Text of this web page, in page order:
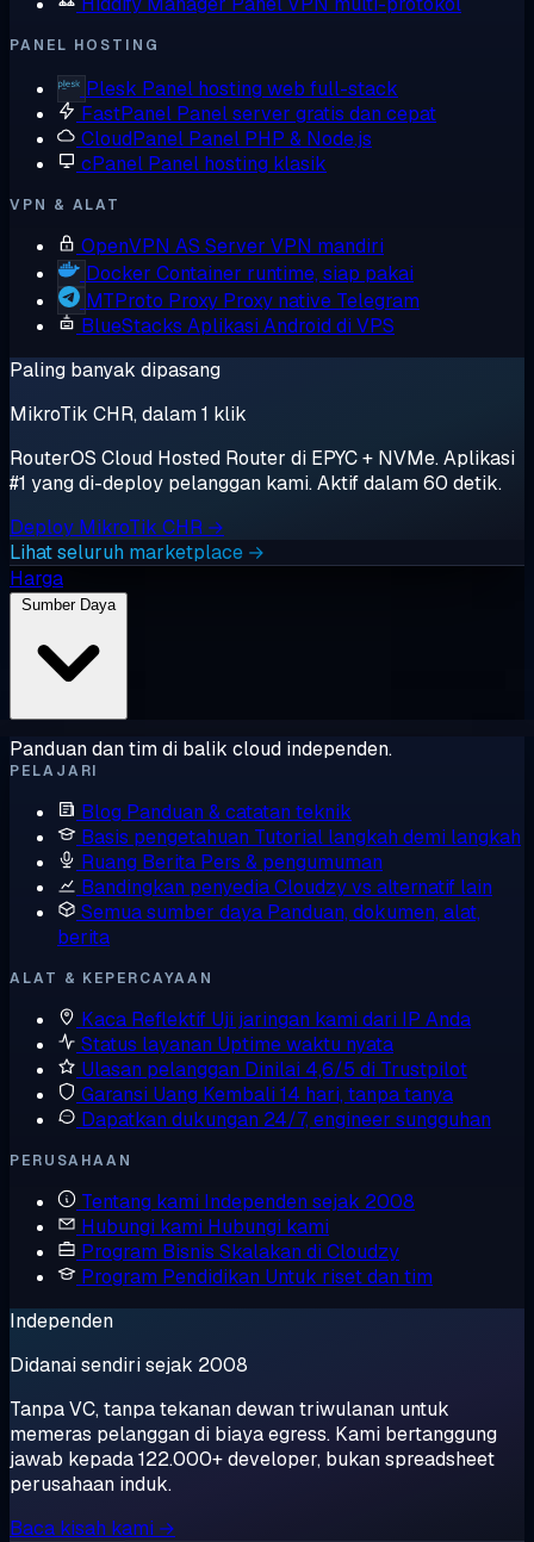
PANEL HOSTING
Plesk Panel hosting web full-stack
FastPanel Panel server gratis dan cepat
CloudPanel Panel PHP & Node.js
cPanel Panel hosting klasik
VPN & ALAT
OpenVPN AS Server VPN mandiri
Docker Container runtime, siap pakai
MTProto Proxy Proxy native Telegram
BlueStacks Aplikasi Android di VPS
Paling banyak dipasang
MikroTik CHR, dalam 1 klik
RouterOS Cloud Hosted Router di EPYC + NVMe. Aplikasi
#1 yang di-deploy pelanggan kami. Aktif dalam 60 detik.
Deploy MikroTik CHR →
Lihat seluruh marketplace →
Harga
Sumber Daya
Panduan dan tim di balik cloud independen.
PELAJARI
Blog Panduan & catatan teknik
Basis pengetahuan Tutorial langkah demi langkah
Ruang Berita Pers & pengumuman
Bandingkan penyediaCloudzy vs alternatif lain
Semua sumber daya Panduan, dokumen, alat,
berita
ALAT & KEPERCAYAAN
Kaca Reflektif Uji jaringan kami dari IP Anda
Status layanan Uptime waktu nyata
Ulasan pelanggan Dinilai 4,6/5 di Trustpilot
Garansi Uang Kembali 14 hari, tanpa tanya
Dapatkan dukungan 24/7, engineer sungguhan
PERUSAHAAN
Tentang kami Independen sejak 2008
Hubungi kami Hubungi kami
Program Bisnis Skalakan di Cloudzy
Program Pendidikan Untuk riset dan tim
Independen
Didanai sendiri sejak 2008
Tanpa VC, tanpa tekanan dewan triwulanan untuk
memeras pelanggan di biaya egress. Kami bertanggung
jawab kepada 122.000+ developer, bukan spreadsheet
perusahaan induk.
Baca kisah kami →